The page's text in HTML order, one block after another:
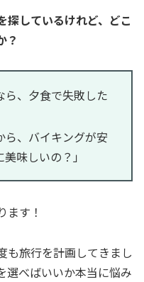
探しているけれど、どこ
？
ら、夕食で失敗した
ら、バイキングが安
味しいの？」
ます！
も旅行を計画してきまし
選べばいいか本当に悩み